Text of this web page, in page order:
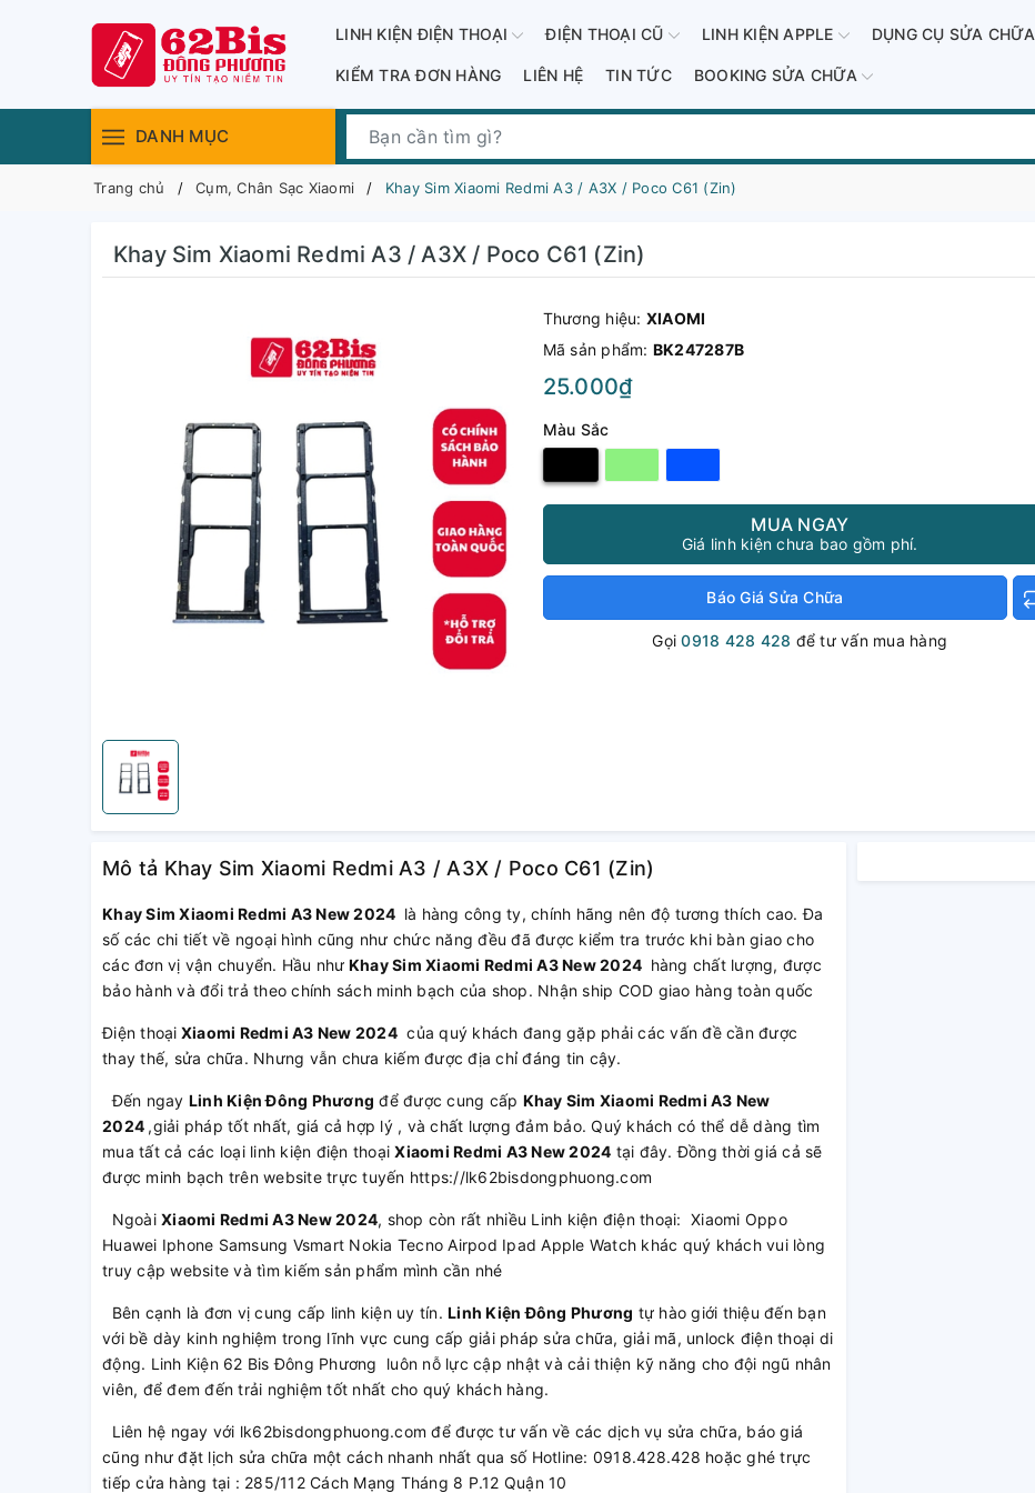
LINH KIỆN ĐIỆN THOẠI ĐIỆN THOẠI CŨ LINH KIỆN APPLE DỤNG CỤ SỬA CHỮA
KIỂM TRA ĐƠN HÀNG LIÊN HỆ TIN TỨC BOOKING SỬA CHỮA
DANH MỤC
Trang chủ Cụm, Chân Sạc Xiaomi Khay Sim Xiaomi Redmi A3 / A3X / Poco C61 (Zin)
Khay Sim Xiaomi Redmi A3 / A3X / Poco C61 (Zin)
Thương hiệu: XIAOMI
Mã sản phẩm: BK247287B
25.000₫
Màu Sắc
MUA NGAY
Giá linh kiện chưa bao gồm phí.
Báo Giá Sửa Chữa
Gọi0918 428 428 để tư vấn mua hàng
Mô tả Khay Sim Xiaomi Redmi A3 / A3X / Poco C61 (Zin)
Khay Sim Xiaomi Redmi A3 New 2024 là hàng công ty, chính hãng nên độ tương thích cao. Đa
số các chi tiết về ngoại hình cũng như chức năng đều đã được kiểm tra trước khi bàn giao cho
các đơn vị vận chuyển. Hầu như Khay Sim Xiaomi Redmi A3 New 2024 hàng chất lượng, được
bảo hành và đổi trả theo chính sách minh bạch của shop. Nhận ship COD giao hàng toàn quốc
Điện thoại Xiaomi Redmi A3 New 2024của quý khách đang gặp phải các vấn đề cần được
thay thế, sửa chữa. Nhưng vẫn chưa kiếm được địa chỉ đáng tin cậy.
Đến ngay Linh Kiện Đông Phương để được cung cấp Khay Sim Xiaomi Redmi A3 New
2024 ,giải pháp tốt nhất, giá cả hợp lý , và chất lượng đảm bảo. Quý khách có thể dễ dàng tìm
mua tất cả các loại linh kiện điện thoạiXiaomi Redmi A3 New 2024 tại đây. Đồng thời giá cả sẽ
được minh bạch trên website trực tuyến https://lk62bisdongphuong.com
Ngoài Xiaomi Redmi A3 New 2024, shop còn rất nhiều Linh kiện điện thoại: Xiaomi Oppo
Huawei Iphone Samsung Vsmart Nokia Tecno Airpod Ipad Apple Watch khác quý khách vui lòng
truy cập website và tìm kiếm sản phẩm mình cần nhé
Bên cạnh là đơn vị cung cấp linh kiện uy tín. Linh Kiện Đông Phương tự hào giới thiệu đến bạn
với bề dày kinh nghiệm trong lĩnh vực cung cấp giải pháp sửa chữa, giải mã, unlock điện thoại di
động. Linh Kiện 62 Bis Đông Phương luôn nỗ lực cập nhật và cải thiện kỹ năng cho đội ngũ nhân
viên, để đem đến trải nghiệm tốt nhất cho quý khách hàng.
Liên hệ ngay với lk62bisdongphuong.com để được tư vấn về các dịch vụ sửa chữa, báo giá
cũng như đặt lịch sửa chữa một cách nhanh nhất qua số Hotline: 0918.428.428 hoặc ghé trực
tiếp cửa hàng tại : 285/112 Cách Mạng Tháng 8 P.12 Quận 10